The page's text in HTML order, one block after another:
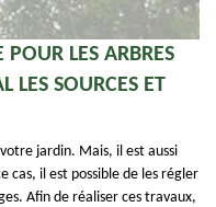
LES ARBRES
LES SOURCES ET
jardin. Mais, il est aussi
cas, il est possible de les régler
Afin de réaliser ces travaux,